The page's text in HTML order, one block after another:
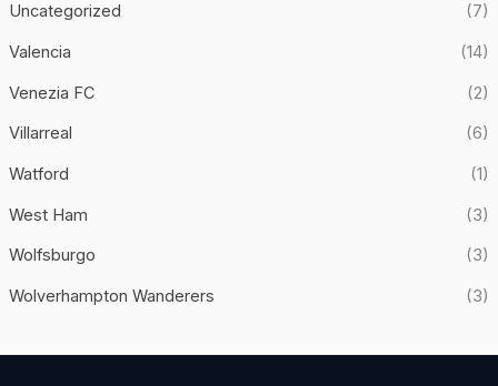
Uncategorized (7)
Valencia (14)
Venezia FC (2)
Villarreal (6)
Watford (1)
West Ham (3)
Wolfsburgo (3)
Wolverhampton Wanderers (3)